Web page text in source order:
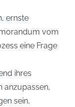
ernste
vom
eine Frage
ihres
anzupassen,
sein,